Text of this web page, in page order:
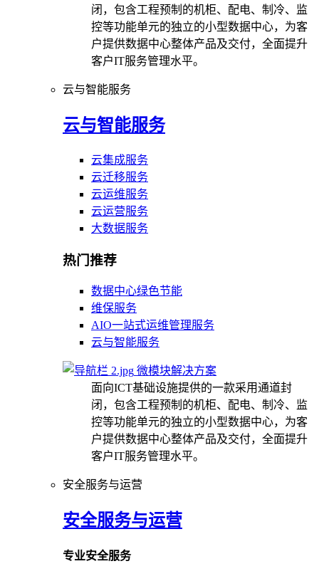
闭，包含工程预制的机柜、配电、制冷、监
控等功能单元的独立的小型数据中心，为客
户提供数据中心整体产品及交付，全面提升
客户IT服务管理水平。
云与智能服务
云与智能服务
云集成服务
云迁移服务
云运维服务
云运营服务
大数据服务
热门推荐
数据中心绿色节能
维保服务
AIO一站式运维管理服务
云与智能服务
微模块解决方案
面向ICT基础设施提供的一款采用通道封
闭，包含工程预制的机柜、配电、制冷、监
控等功能单元的独立的小型数据中心，为客
户提供数据中心整体产品及交付，全面提升
客户IT服务管理水平。
安全服务与运营
安全服务与运营
专业安全服务